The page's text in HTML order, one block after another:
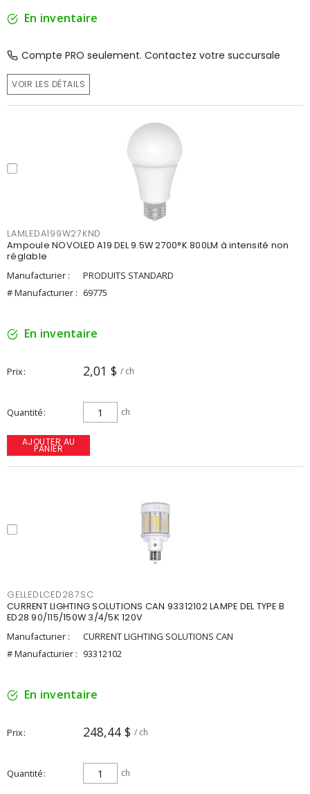
En inventaire
Compte PRO seulement. Contactez votre succursale
VOIR LES DÉTAILS
LAMLEDA199W27KND
Ampoule NOVOLED A19 DEL 9.5W 2700°K 800LM à intensité non
réglable
Manufacturier :
PRODUITS STANDARD
# Manufacturier : 69775
En inventaire
Prix 2,01 $ / ch
Quantité ch
AJOUTER AU
PANIER
GELLEDLCED287SC
CURRENT LIGHTING SOLUTIONS CAN 93312102 LAMPE DEL TYPE B
ED28 90/115/150W 3/4/5K 120V
Manufacturier :
CURRENT LIGHTING SOLUTIONS CAN
# Manufacturier : 93312102
En inventaire
Prix 248,44 $ / ch
Quantité ch